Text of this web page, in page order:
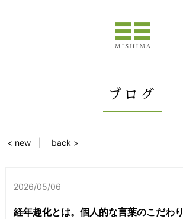
ブログ
< new back >
2026/05/06
経年趣化とは。個人的な言葉のこだわり